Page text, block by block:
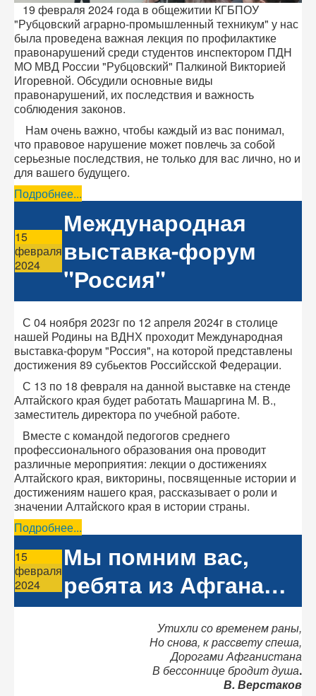
19 февраля 2024 года в общежитии КГБПОУ
"Рубцовский аграрно-промышленный техникум" у нас
была проведена важная лекция по профилактике
правонарушений среди студентов инспектором ПДН
МО МВД России "Рубцовский" Палкиной Викторией
Игоревной. Обсудили основные виды
правонарушений, их последствия и важность
соблюдения законов.
Нам очень важно, чтобы каждый из вас понимал,
что правовое нарушение может повлечь за собой
серьезные последствия, не только для вас лично, но и
для вашего будущего.
Подробнее...
15
февраля
2024
Международная
выставка-форум
"Россия"
С 04 ноября 2023г по 12 апреля 2024г в столице
нашей Родины на ВДНХ проходит Международная
выставка-форум "Россия", на которой представлены
достижения 89 субьектов Российсской Федерации.
С 13 по 18 февраля на данной выставке на стенде
Алтайского края будет работать Машаргина М. В.,
заместитель директора по учебной работе.
Вместе с командой педогогов среднего
профессионального образования она проводит
различные мероприятия: лекции о достижениях
Алтайского края, викторины, посвященные истории и
достижениям нашего края, рассказывает о роли и
значении Алтайского края в истории страны.
Подробнее...
15
февраля
2024
Мы помним вас,
ребята из Афгана…
Утихли со временем раны,
Но снова, к рассвету спеша,
Дорогами Афганистана
В бессоннице бродит душа.
В. Верстаков